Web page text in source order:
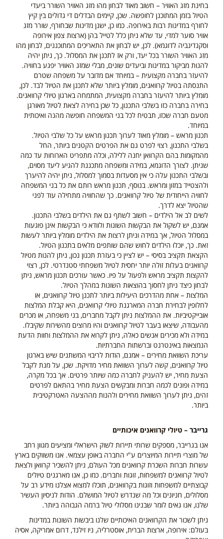
בחינת מזג האוויר – חשוב מאוד לבחון מהו מזג האוויר השורר ביעדי
הטיול בזמן המתוכנן לחופשה. שכן, קיימים הבדלים די גדולים בין קיץ
לחורף במדינות רבות באירופה. כמו כן, ישנן מדינות שבחורף, שורר מזג
אוויר סוער למדי, עד שלא ניתן כלל לטייל בהן (ארצות צפון אירופה
וסקנדינביה לדוגמא). לכן, יש לבחון את התאריכים המתוכננים, לבחון מהו
מזג האוויר השורר בכל יעד, ורק אז לתכנן את המסלול. כך, ניתן יהיה
להנות מביקור במדינות וביעדים שונים, מבלי שמזג האוויר יפגע בחוויה.
להיעזר בחברה מקצועית – במיוחד אם מדובר על משפחה שטרם
התנסתה בטיול קרוואנים, מומלץ ביותר שלא לתכנן את הטיול לבד. לכן,
מומלץ ביותר להיעזר בחברה מקצועית, המתמחה בארגון טיולי קרוואנים.
בחירה בחברה כזו בשלבי התכנון, כל שכן בחירה לצאת לטיול מאורגן
מטעם חברה שכזו, תבטיח לכל בני המשפחה חופשה מהנה ואיכותית
במיוחד.
תכנון מראש – מומלץ מאוד לערוך תכנון מראש על כל שלבי הטיול.
בשלבי התכנון, רצוי לפרט גם את הפרטים הקטנים ביותר, החל
מהמקומות בהם הקרוואן יחנה ללילה, וכלה מתפריט הארוחות עד כמה
שניתן. לצורך הדוגמא, במידה ומשפחה מתכננת להגיע ליעד מסוים,
ובשלבי התכנון עלה כי אין מסעדות בסמוך למסלול, ניתן יהיה להיערך
ולהצטייד במזון ומראש. בנוסף, תכנון מראש רותם את כל בני המשפחה
לחוויה הייחודית של טיול קרוואנים. כך שהחוויה מתחילה עוד לפני
שהטיול יצא לדרך.
לשים לב אל הילדים – חשוב לשתף גם את הילדים בשלבי התכנון.
אמנם, יש לשקול את הבקשות השונות ולוודא כי הבקשות אינן פוגעות
במסלול הטיול, אך במידה וניתן לרצות את הילדים מומלץ ביותר לעשות
זאת. כך, יוכלו הילדים לחוש שהם שותפים מלאים בתכנון הטיול.
הקצאת תקציב בסיסי – יש לציין כי בעזרת תכנון נכון, ניתן להנות מטיול
קרוואנים בעלות זולה יותר יחסית לטיול משפחתי סטנדרטי. לכן, רצוי
להקצות תקציב מראש ולפעול על פיו. כאשר עורכים תכנון מראש, ניתן
לבחון כיצד ניתן לחסוך בהוצאות השונות במהלך הטיול.
המלצות – אחת מהדרכים היעילות ביותר לתכנן טיול קרוואנים, או
לחלופין לבחירת חברה המארגנת טיולי קרוואנים, היא קבלת המלצות
אובייקטיביות. את ההמלצות ניתן לקבל מחברים, בני משפחה, או מכרים
מהעבודה, שיצאו בעבר לטיול קרוואנים והיו מרוצים מהשירות שקיבלו.
במידה ולא מכירים אנשים כאלה, ניתן לקרוא את ההמלצות וחוות הדעת
הנמצאות באינטרנט וברשתות החברתיות.
עריכת השוואת מחירים – אמנם, הודות לריבוי המשתנים שיש בארגון
טיול קרוואנים, קשה לערוך השוואת מחיר מדויקת. שכן, על מנת לקבל
הצעת מחיר, יש להעניק לחברה כמה שיותר פרטים. אך בכל מקרה,
במידה ופונים לכמה חברות ומבקשים הצעת מחיר בהתאם לפרטים
זהים, ניתן לערוך השוואת מחירים ולהנות מההצעה האטרקטיבית
ביותר.
גרייבר – טיולי קרוואנים איכותיים
אנו בגרייבר, מספקים שרותי תיירות לשוק הישראלי ומציעים מגוון רחב
של מוצרי תיירות המיוצרים ע"י החברה באופן עצמאי. אנו משווקים בארץ
עשרות חברות השכרת קרוואנים מכל העולם, ניתן להשכיר קרוואן ולצאת
לטיול קרוואנים למשפחות, זוגות וחברים. כמו כן, אנו מארגנים טיולים
קבוצתיים למשפחות וזוגות בקרוואנים, תוכלו למצוא אצלנו מידע רב על
מסלולים, חניונים וכל מה שנדרש לטיול המושלם. הודות לניסיון העשיר
שלנו, אנו גאים לומר שבנינו מסלולי טיול ברמה הגבוהה ביותר.
ניתן לשכור את הקרוואנים האיכותיים שלנו ביבשות השונות במדינות
בעולם: אירופה, ארצות הברית, אוסטרליה, ניו זילנד, דרום אמריקה, אסיה